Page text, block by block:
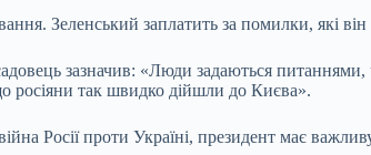
Зеленський заплатить за помилки, які
зазначив: «Люди задаються
росіяни так швидко дійшли до Києва».
Росії проти Україні, президент має